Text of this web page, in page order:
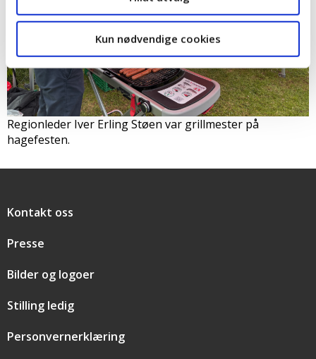
Kun nødvendige cookies
Regionleder Iver Erling Støen var grillmester på
hagefesten.
Snarveier
Kontakt oss
Presse
Bilder og logoer
Stilling ledig
Personvernerklæring